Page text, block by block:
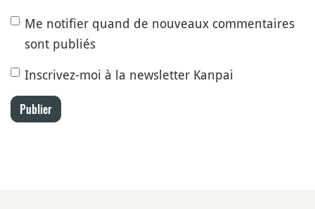
Me notifier quand de nouveaux commentaires
sont publiés
Inscrivez-moi à la newsletter Kanpai
Publier